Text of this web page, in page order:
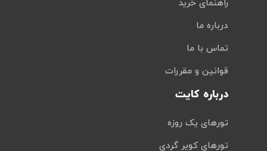
راهنمای خرید
درباره ما
تماس با ما
قوانین و مقررات
درباره کایت
تورهای یک روزه
تورهای کویر گردی